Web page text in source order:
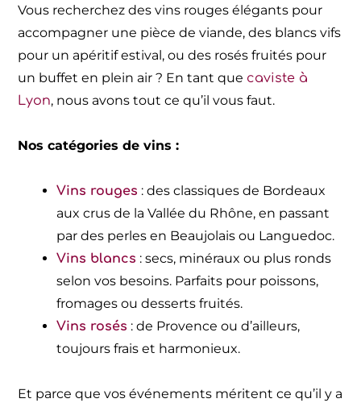
Vous recherchez des vins rouges élégants pour
accompagner une pièce de viande, des blancs vifs
pour un apéritif estival, ou des rosés fruités pour
un buffet en plein air ? En tant que caviste à
Lyon, nous avons tout ce qu’il vous faut.
Nos catégories de vins :
Vins rouges : des classiques de Bordeaux
aux crus de la Vallée du Rhône, en passant
par des perles en Beaujolais ou Languedoc.
Vins blancs : secs, minéraux ou plus ronds
selon vos besoins. Parfaits pour poissons,
fromages ou desserts fruités.
Vins rosés : de Provence ou d’ailleurs,
toujours frais et harmonieux.
Et parce que vos événements méritent ce qu’il y a